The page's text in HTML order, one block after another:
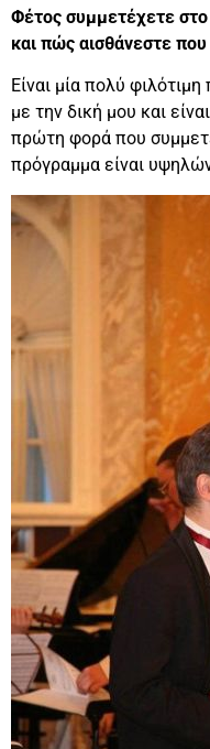
Φέτος συμμετέχετε στο
και πώς αισθάνεστε
Είναι μία πολύ
με την δική μου και
πρώτη φορά που
πρόγραμμα είναι